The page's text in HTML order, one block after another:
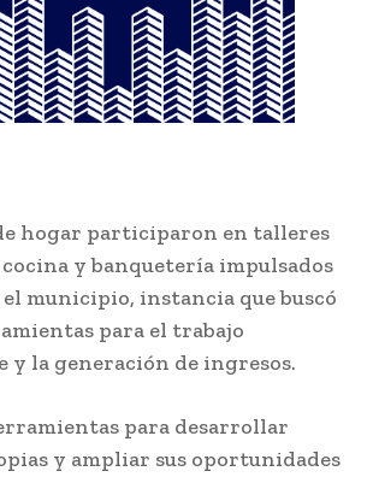
hogar participaron en talleres
y banquetería impulsados
el municipio, instancia que buscó
para el trabajo
y la generación de ingresos.
para desarrollar
y ampliar sus oportunidades